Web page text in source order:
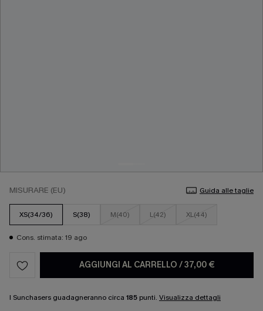
MISURARE (EU) Guida alle taglie
XS(34/36) S(38) M(40) L(42) XL(44)
Cons. stimata: 19 ago
AGGIUNGI AL CARRELLO /37,00 €
I Sunchasers guadagneranno circa 185 punti. Visualizza dettagli